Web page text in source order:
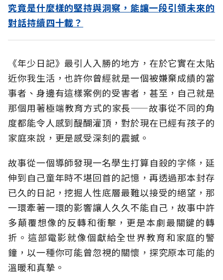
究竟是什麼樣的堅持與洞察，能讓一段引領未來的
對話持續四十載？
《年少日記》最引人入勝的地方，在於它實在太貼
近你我生活，也許你曾經就是一個被嫌棄成績的當
事者、身邊有這樣案例的受害者，甚至，自己就是
那個用著極端教育方式的家長——故事從不同的角
度都能令人感到醍醐灌頂，對於現在已經有孩子的
家庭來說，更是感受深刻的震撼。
故事從一個導師發現一名學生打算自殺的字條，延
伸到自己童年時不堪回首的記憶，再透過那本封存
已久的日記，挖掘人性底層最難以接受的絕望，那
一環牽著一環的影響讓人久久不能自己，故事中許
多顛覆想像的反轉和衝擊，更是本劇最關鍵的轉
折。這部電影就像個獻給全世界教育和家庭的警
鐘，以一種你可能曾忽視的關懷，探究原本可能的
溫暖和真摯。